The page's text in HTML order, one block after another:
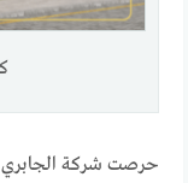
حرصت شركة الجابري